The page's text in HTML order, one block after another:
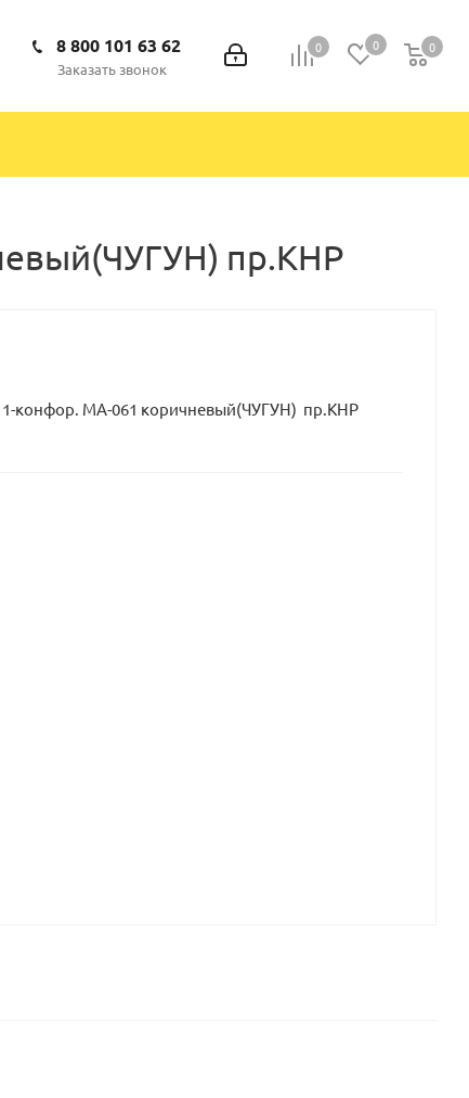
0 0 0
0
8 800 101 63 62
Заказать звонок
пр.КНР
1-конфор. МА-061 коричневый(ЧУГУН) пр.КНР